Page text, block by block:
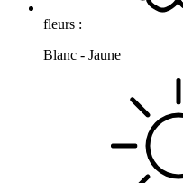
fleurs :
Blanc - Jaune